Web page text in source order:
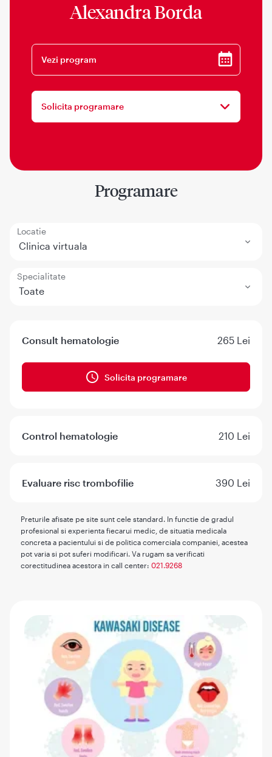
Alexandra Borda
Vezi program
Solicita programare
Programare
Locatie
Clinica virtuala
Specialitate
Toate
Consult hematologie 265 Lei
Solicita programare
Control hematologie 210 Lei
Evaluare risc trombofilie 390 Lei
Preturile afisate pe site sunt cele standard. In functie de gradul
profesional si experienta fiecarui medic, de situatia medicala
concreta a pacientului si de politica comerciala companiei, acestea
pot varia si pot suferi modificari. Va rugam sa verificati
corectitudinea acestora in call center: 021.9268